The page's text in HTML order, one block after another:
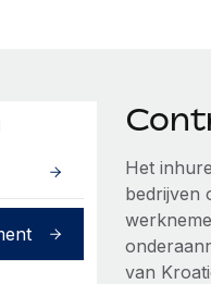
Het
bedrijven
van